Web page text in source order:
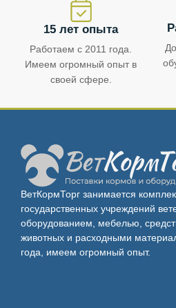
15 лет опыта
Работаем с 2011 года.
Имеем огромный опыт в
своей сфере.
ВетКормТорг занимается
государственных учреждений
оборудованием, мебелью,
животных и расходными
года, имеем огромный опыт.